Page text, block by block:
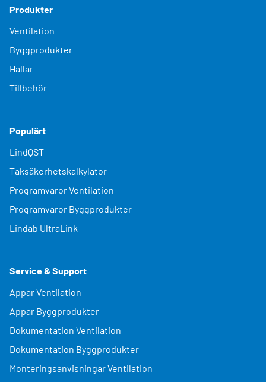
Produkter
Ventilation
Byggprodukter
Hallar
Tillbehör
Populärt
LindQST
Taksäkerhetskalkylator
Programvaror Ventilation
Programvaror Byggprodukter
Lindab UltraLink
Service & Support
Appar Ventilation
Appar Byggprodukter
Dokumentation Ventilation
Dokumentation Byggprodukter
Monteringsanvisningar Ventilation